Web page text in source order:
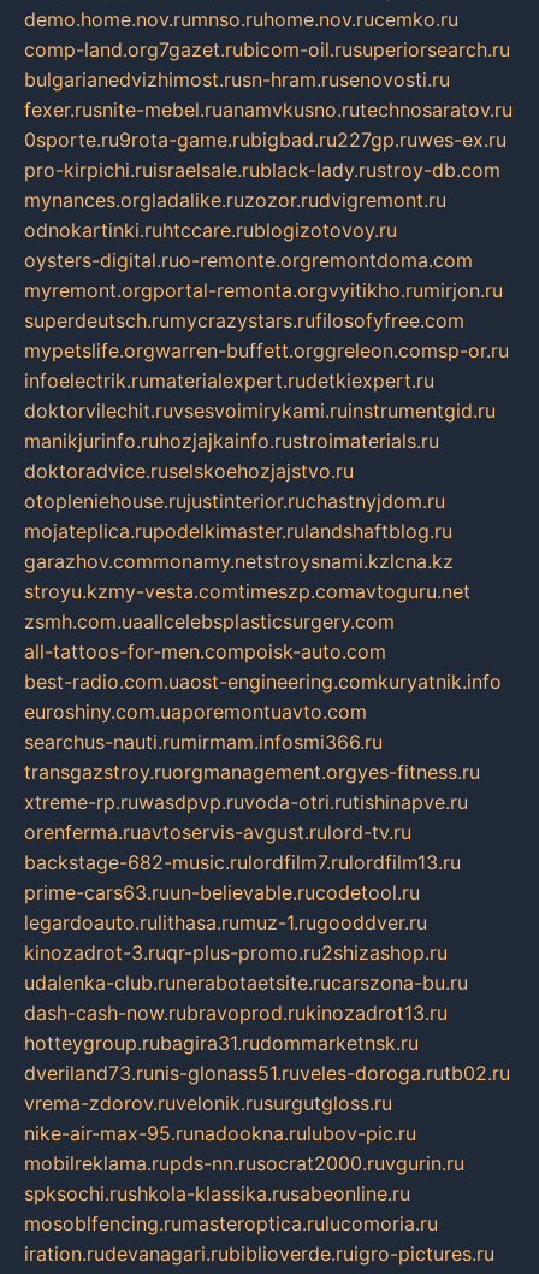
demo.home.nov.rumnso.ruhome.nov.rucemko.ru
comp-land.org7gazet.rubicom-oil.rusuperiorsearch.ru
bulgarianedvizhimost.rusn-hram.rusenovosti.ru
fexer.rusnite-mebel.ruanamvkusno.rutechnosaratov.ru
0sporte.ru9rota-game.rubigbad.ru227gp.ruwes-ex.ru
pro-kirpichi.ruisraelsale.rublack-lady.rustroy-db.com
mynances.orgladalike.ruzozor.rudvigremont.ru
odnokartinki.ruhtccare.rublogizotovoy.ru
oysters-digital.ruo-remonte.orgremontdoma.com
myremont.orgportal-remonta.orgvyitikho.rumirjon.ru
superdeutsch.rumycrazystars.rufilosofyfree.com
mypetslife.orgwarren-buffett.orggreleon.comsp-or.ru
infoelectrik.rumaterialexpert.rudetkiexpert.ru
doktorvilechit.ruvsesvoimirykami.ruinstrumentgid.ru
manikjurinfo.ruhozjajkainfo.rustroimaterials.ru
doktoradvice.ruselskoehozjajstvo.ru
otopleniehouse.rujustinterior.ruchastnyjdom.ru
mojateplica.rupodelkimaster.rulandshaftblog.ru
garazhov.commonamy.netstroysnami.kzlcna.kz
stroyu.kzmy-vesta.comtimeszp.comavtoguru.net
zsmh.com.uaallcelebsplasticsurgery.com
all-tattoos-for-men.compoisk-auto.com
best-radio.com.uaost-engineering.comkuryatnik.info
euroshiny.com.uaporemontuavto.com
searchus-nauti.rumirmam.infosmi366.ru
transgazstroy.ruorgmanagement.orgyes-fitness.ru
xtreme-rp.ruwasdpvp.ruvoda-otri.rutishinapve.ru
orenferma.ruavtoservis-avgust.rulord-tv.ru
backstage-682-music.rulordfilm7.rulordfilm13.ru
prime-cars63.ruun-believable.rucodetool.ru
legardoauto.rulithasa.rumuz-1.rugooddver.ru
kinozadrot-3.ruqr-plus-promo.ru2shizashop.ru
udalenka-club.runerabotaetsite.rucarszona-bu.ru
dash-cash-now.rubravoprod.rukinozadrot13.ru
hotteygroup.rubagira31.rudommarketnsk.ru
dveriland73.runis-glonass51.ruveles-doroga.rutb02.ru
vrema-zdorov.ruvelonik.rusurgutgloss.ru
nike-air-max-95.runadookna.rulubov-pic.ru
mobilreklama.rupds-nn.rusocrat2000.ruvgurin.ru
spksochi.rushkola-klassika.rusabeonline.ru
mosoblfencing.rumasteroptica.rulucomoria.ru
iration.rudevanagari.rubiblioverde.ruigro-pictures.ru